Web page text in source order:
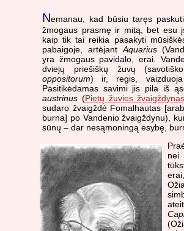
Nemanau, kad būsiu taręs
žmogaus prasmę ir mitą, bet esu
kaip tik tai reikia pasakyti
pabaigoje, artėjant Aquarius
yra žmogaus pavidalo, erai.
dviejų priešiškų žuvų
oppositorum) ir, regis,
Pasitikėdamas savimi jis pila iš
austrinus (Pietų žuvies žvaigždynas
sudaro žvaigždė Fomalhautas
burna] po Vandenio žvaigždynu),
sūnų – dar nesąmoningą esybę,